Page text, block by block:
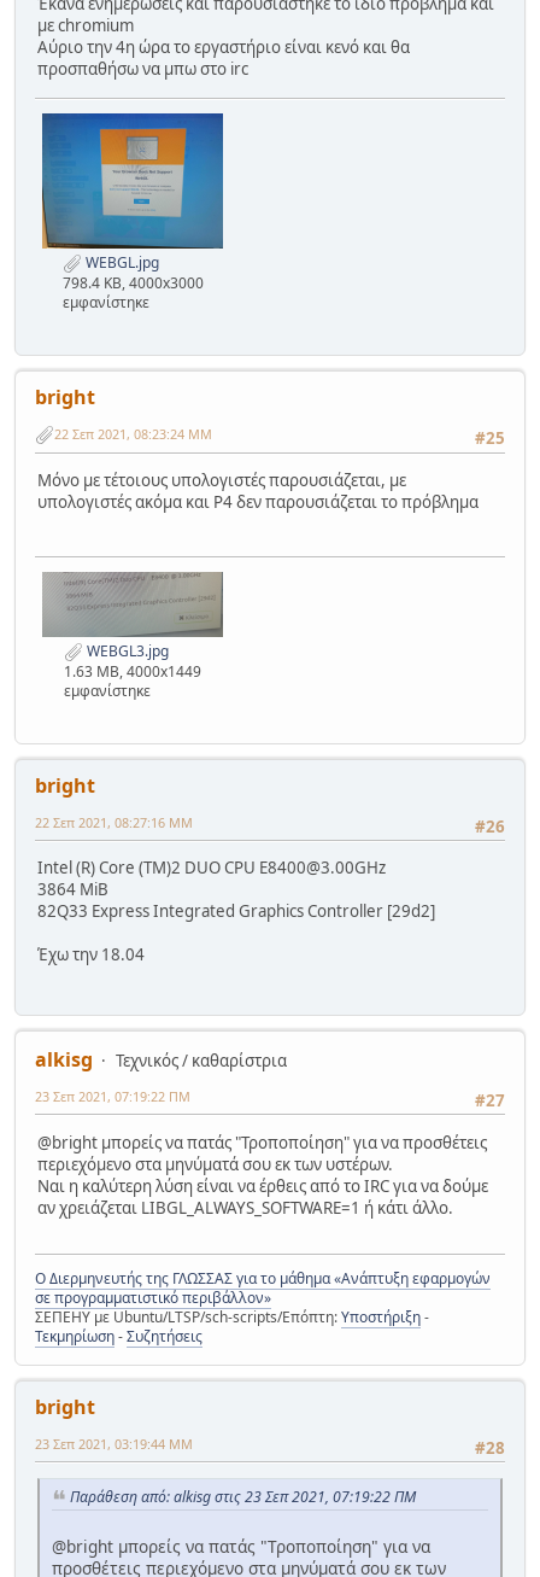
με chromium
Αύριο την 4η ώρα το εργαστήριο είναι κενό και θα
προσπαθήσω να μπω στο irc
WEBGL.jpg
798.4 KB, 4000x3000
εμφανίστηκε
bright
#25
22 Σεπ 2021, 08:23:24 ΜΜ
Μόνο με τέτοιους υπολογιστές παρουσιάζεται, με
υπολογιστές ακόμα και P4 δεν παρουσιάζεται το πρόβλημα
WEBGL3.jpg
1.63 MB, 4000x1449
εμφανίστηκε
bright
#26
22 Σεπ 2021, 08:27:16 ΜΜ
Intel (R) Core (TM)2 DUO CPU E8400@3.00GHz
3864 MiB
82Q33 Express Integrated Graphics Controller [29d2]
Έχω την 18.04
alkisg
Τεχνικός / καθαρίστρια
#27
23 Σεπ 2021, 07:19:22 ΠΜ
@bright μπορείς να πατάς "Τροποποίηση" για να προσθέτεις
περιεχόμενο στα μηνύματά σου εκ των υστέρων.
Ναι η καλύτερη λύση είναι να έρθεις από το IRC για να δούμε
αν χρειάζεται LIBGL_ALWAYS_SOFTWARE=1 ή κάτι άλλο.
Ο Διερμηνευτής της ΓΛΩΣΣΑΣ για το μάθημα «Ανάπτυξη εφαρμογών
σε προγραμματιστικό περιβάλλον»
ΣΕΠΕΗΥ με Ubuntu/LTSP/sch-scripts/Επόπτη:Υποστήριξη-
Τεκμηρίωση-Συζητήσεις
bright
#28
23 Σεπ 2021, 03:19:44 ΜΜ
Παράθεση από: alkisg στις 23 Σεπ 2021, 07:19:22 ΠΜ
@bright μπορείς να πατάς "Τροποποίηση" για να
προσθέτεις περιεχόμενο στα μηνύματά σου εκ των